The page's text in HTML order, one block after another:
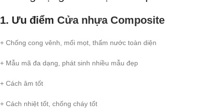
1. Ưu điểm Cửa nhựa Composite
+ Chống cong vênh, mối mọt, thấm nước toàn diện
+ Mẫu mã đa dạng, phát sinh nhiều mẫu đẹp
+ Cách âm tốt
+ Cách nhiệt tốt, chống cháy tốt